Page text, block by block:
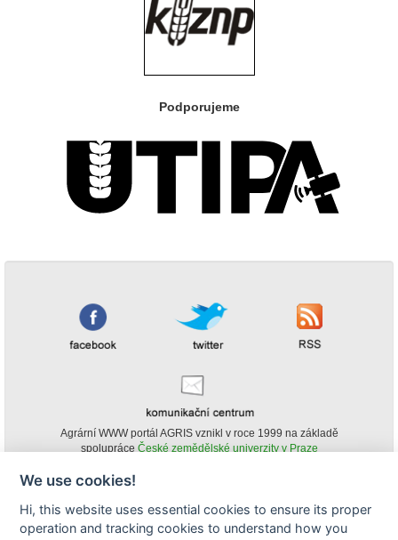
Podporujeme
Agrární WWW portál AGRIS vznikl v roce 1999 na základě
spolupráce České zemědělské univerzity v Praze
obsahu agrárního WWW portálu AGRIS je možné
(pokud není uvedeno jinak) pouze za podmínky uvedení zdroje v podobě
We use cookies!
Hi, this website uses essential cookies to ensure its proper
operation and tracking cookies to understand how you